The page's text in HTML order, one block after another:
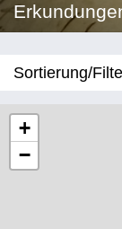
Sortierung/
+
−